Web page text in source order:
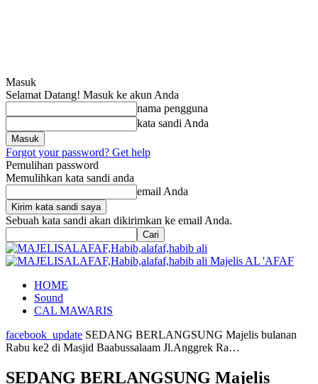
Masuk
Selamat Datang! Masuk ke akun Anda
nama pengguna
kata sandi Anda
Forgot your password? Get help
Pemulihan password
Memulihkan kata sandi anda
email Anda
Sebuah kata sandi akan dikirimkan ke email Anda.
Majelis AL 'AFAF
HOME
Sound
CAL MAWARIS
facebook_update SEDANG BERLANGSUNG Majelis bulanan
Rabu ke2 di Masjid Baabussalaam Jl.Anggrek Ra…
SEDANG BERLANGSUNG Majelis